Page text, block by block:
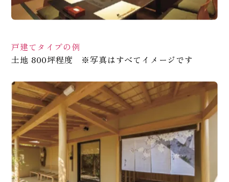
戸建てタイプの例
土地 800坪程度 ※写真はすべてイメージです